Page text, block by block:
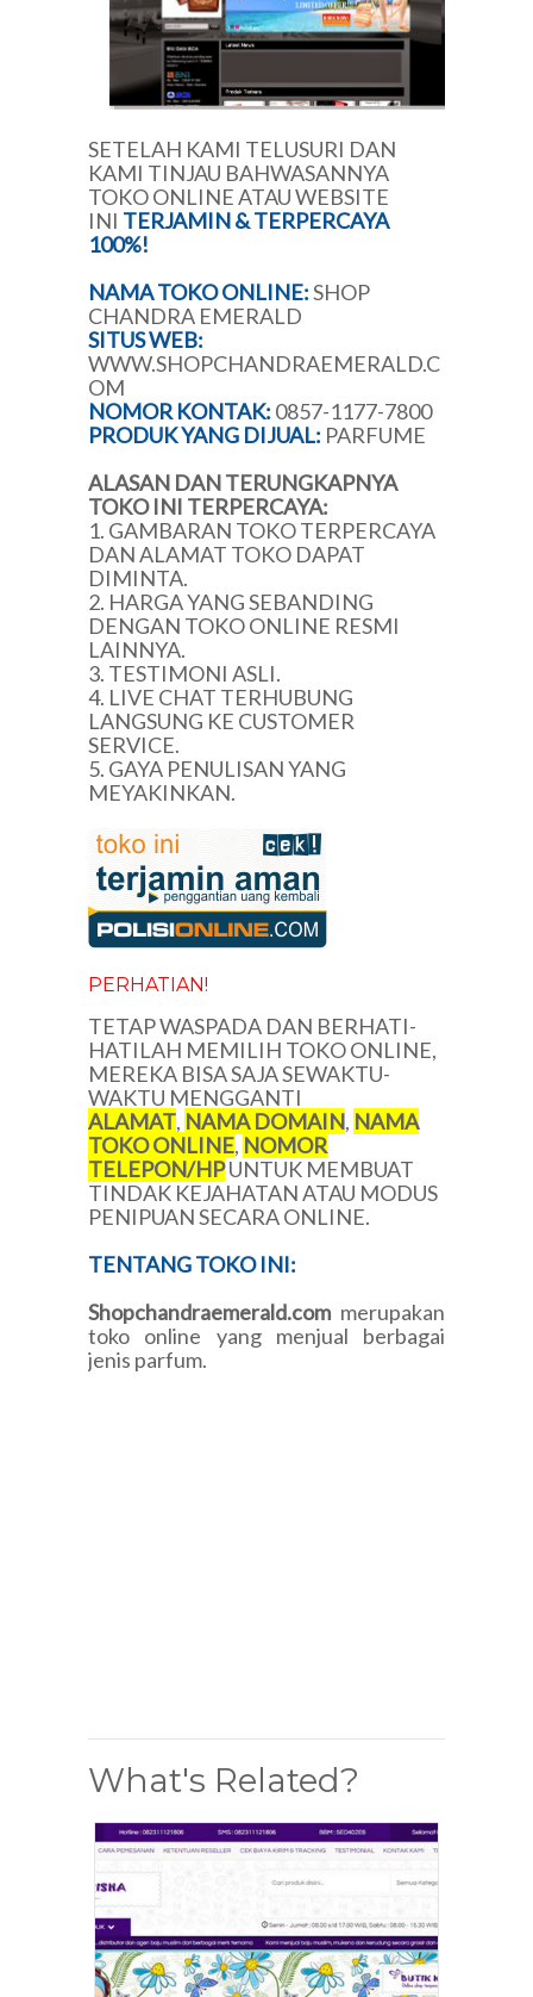
SETELAH KAMI TELUSURI DAN
KAMI TINJAU BAHWASANNYA
TOKO ONLINE ATAU WEBSITE
INI TERJAMIN & TERPERCAYA
100%!
NAMA TOKO ONLINE:SHOP
CHANDRA EMERALD
SITUS WEB:
WWW.SHOPCHANDRAEMERALD.C
OM
NOMOR KONTAK: 0857-1177-7800
PRODUK YANG DIJUAL: PARFUME
ALASAN DAN TERUNGKAPNYA
TOKO INI TERPERCAYA:
1. GAMBARAN TOKO TERPERCAYA
DAN ALAMAT TOKO DAPAT
DIMINTA.
2. HARGA YANG SEBANDING
DENGAN TOKO ONLINE RESMI
LAINNYA.
3. TESTIMONI ASLI.
4. LIVE CHAT TERHUBUNG
LANGSUNG KE CUSTOMER
SERVICE.
5. GAYA PENULISAN YANG
MEYAKINKAN.
PERHATIAN!
TETAP WASPADA DAN BERHATI-
HATILAH MEMILIH TOKO ONLINE,
MEREKA BISA SAJA SEWAKTU-
WAKTU MENGGANTI
ALAMAT, NAMA DOMAIN, NAMA
TOKO ONLINE, NOMOR
TELEPON/HPUNTUK MEMBUAT
TINDAK KEJAHATAN ATAU MODUS
PENIPUAN SECARA ONLINE.
TENTANG TOKO INI:
Shopchandraemerald.com merupakan
toko online yang menjual berbagai
jenis parfum.
What's Related?